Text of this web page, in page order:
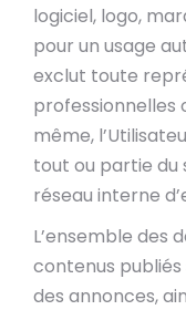
logiciel, logo,
pour un usage
exclut toute
professionnelles
même,
tout ou partie du
réseau interne
L’ensemble des
contenus publiés
des annonces,